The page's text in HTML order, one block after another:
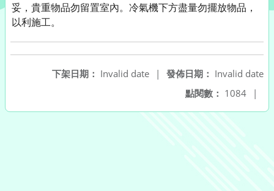
妥，貴重物品勿留置室內。冷氣機下方盡量勿擺放物品，
以利施工。
發佈日期： Invalid date
下架日期： Invalid date
|
點閱數： 1084 |